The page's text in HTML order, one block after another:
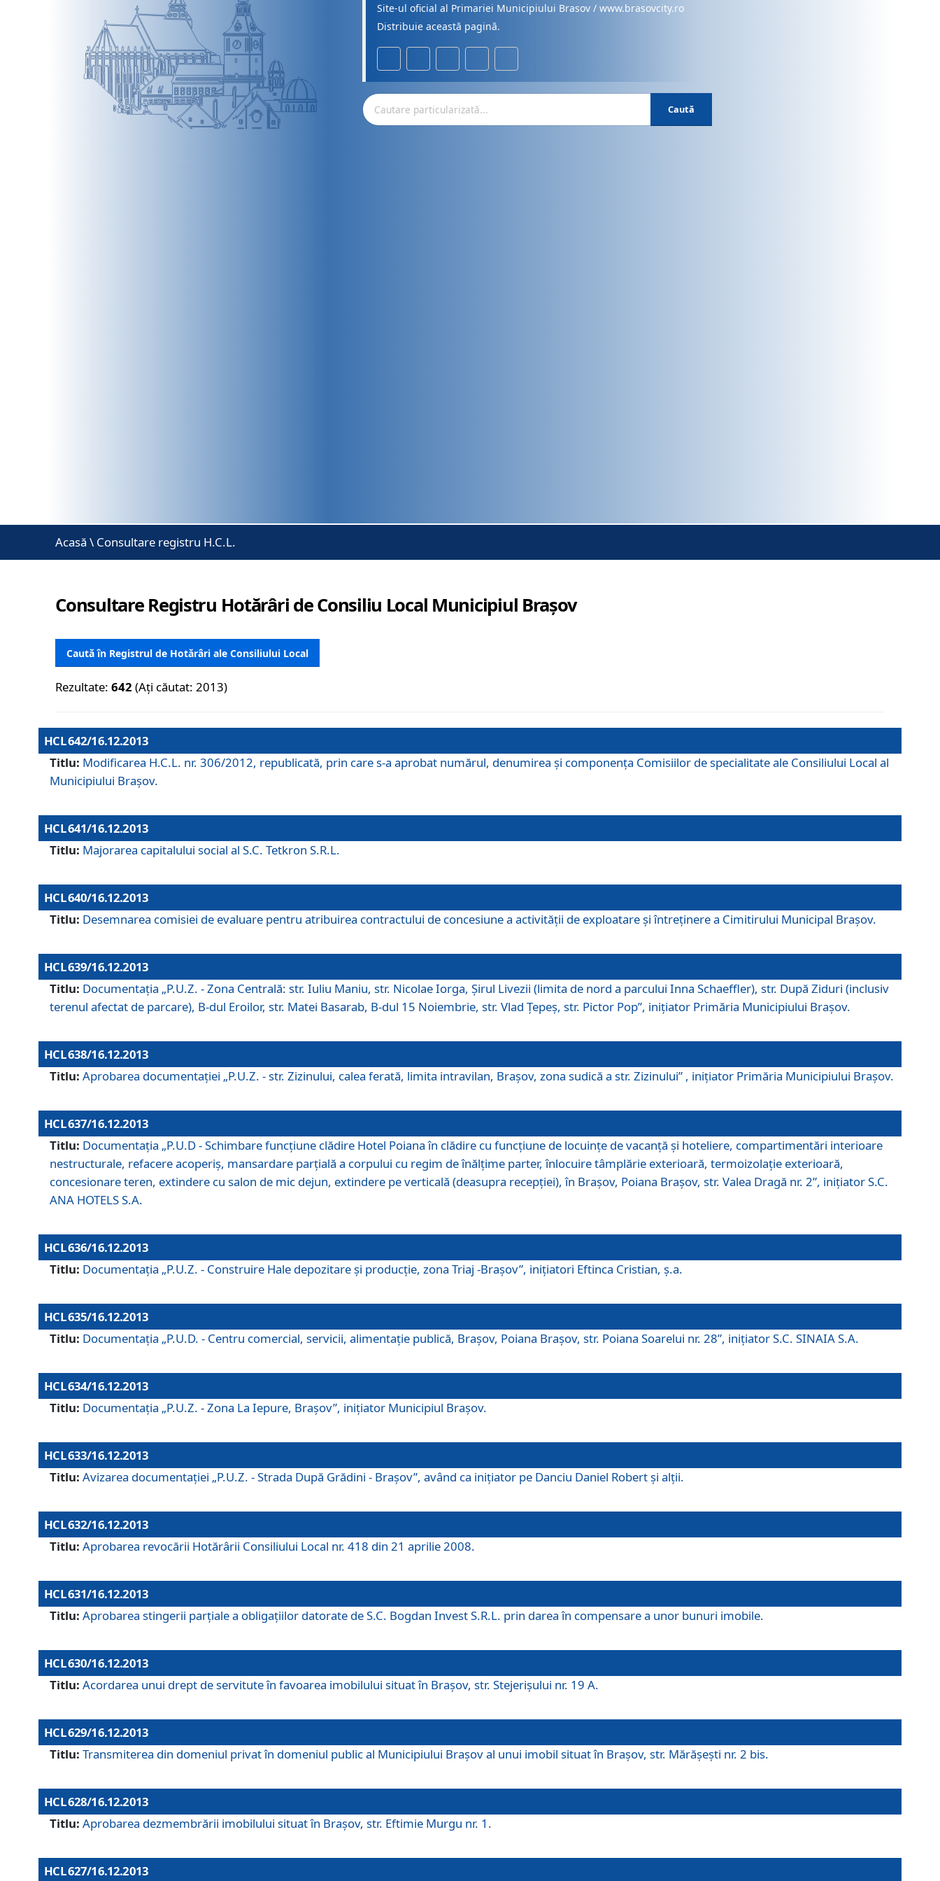
Site-ul oficial al Primariei Municipiului Brasov / www.brasovcity.ro
Distribuie această pagină.
Caută
Acasă \ Consultare registru H.C.L.
Consultare Registru Hotărâri de Consiliu Local Municipiul Brașov
Caută în Registrul de Hotărâri ale Consiliului Local
Rezultate:642 (Ați căutat: 2013)
HCL 642/16.12.2013
Titlu: Modificarea H.C.L. nr. 306/2012, republicată, prin care s-a aprobat numărul, denumirea şi componenţa Comisiilor de specialitate ale Consiliului Local al
Municipiului Braşov.
HCL 641/16.12.2013
Titlu: Majorarea capitalului social al S.C. Tetkron S.R.L.
HCL 640/16.12.2013
Titlu: Desemnarea comisiei de evaluare pentru atribuirea contractului de concesiune a activităţii de exploatare şi întreţinere a Cimitirului Municipal Braşov.
HCL 639/16.12.2013
Titlu: Documentaţia „P.U.Z. - Zona Centrală: str. Iuliu Maniu, str. Nicolae Iorga, Şirul Livezii (limita de nord a parcului Inna Schaeffler), str. După Ziduri (inclusiv
terenul afectat de parcare), B-dul Eroilor, str. Matei Basarab, B-dul 15 Noiembrie, str. Vlad Ţepeş, str. Pictor Pop”, iniţiator Primăria Municipiului Braşov.
HCL 638/16.12.2013
Titlu: Aprobarea documentaţiei „P.U.Z. - str. Zizinului, calea ferată, limita intravilan, Braşov, zona sudică a str. Zizinului” , iniţiator Primăria Municipiului Braşov.
HCL 637/16.12.2013
Titlu: Documentaţia „P.U.D - Schimbare funcţiune clădire Hotel Poiana în clădire cu funcţiune de locuinţe de vacanţă şi hoteliere, compartimentări interioare
nestructurale, refacere acoperiş, mansardare parţială a corpului cu regim de înălţime parter, înlocuire tâmplărie exterioară, termoizolaţie exterioară,
concesionare teren, extindere cu salon de mic dejun, extindere pe verticală (deasupra recepţiei), în Braşov, Poiana Braşov, str. Valea Dragă nr. 2”, iniţiator S.C.
ANA HOTELS S.A.
HCL 636/16.12.2013
Titlu: Documentaţia „P.U.Z. - Construire Hale depozitare şi producţie, zona Triaj -Braşov”, iniţiatori Eftinca Cristian, ş.a.
HCL 635/16.12.2013
Titlu: Documentaţia „P.U.D. - Centru comercial, servicii, alimentaţie publică, Braşov, Poiana Braşov, str. Poiana Soarelui nr. 28”, iniţiator S.C. SINAIA S.A.
HCL 634/16.12.2013
Titlu: Documentaţia „P.U.Z. - Zona La Iepure, Braşov”, iniţiator Municipiul Braşov.
HCL 633/16.12.2013
Titlu: Avizarea documentaţiei „P.U.Z. - Strada După Grădini - Braşov”, având ca iniţiator pe Danciu Daniel Robert şi alţii.
HCL 632/16.12.2013
Titlu: Aprobarea revocării Hotărârii Consiliului Local nr. 418 din 21 aprilie 2008.
HCL 631/16.12.2013
Titlu: Aprobarea stingerii parţiale a obligaţiilor datorate de S.C. Bogdan Invest S.R.L. prin darea în compensare a unor bunuri imobile.
HCL 630/16.12.2013
Titlu: Acordarea unui drept de servitute în favoarea imobilului situat în Braşov, str. Stejerişului nr. 19 A.
HCL 629/16.12.2013
Titlu: Transmiterea din domeniul privat în domeniul public al Municipiului Braşov al unui imobil situat în Braşov, str. Mărăşeşti nr. 2 bis.
HCL 628/16.12.2013
Titlu: Aprobarea dezmembrării imobilului situat în Braşov, str. Eftimie Murgu nr. 1.
HCL 627/16.12.2013